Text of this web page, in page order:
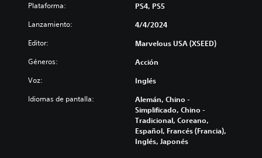
Plataforma: PS4, PS5
Lanzamiento: 4/4/2024
Editor: Marvelous USA (XSEED)
Géneros: Acción
Voz: Inglés
Idiomas de pantalla:
Alemán, Chino -
Simplificado, Chino -
Tradicional, Coreano,
Español, Francés (Francia),
Inglés, Japonés